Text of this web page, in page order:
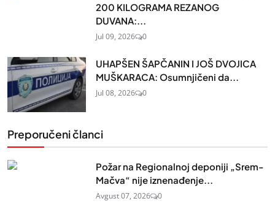
200 KILOGRAMA REZANOG
DUVANA:...
Jul 09, 2026 0
UHAPŠEN ŠAPČANIN I JOŠ DVOJICA
MUŠKARACA: Osumnjičeni da...
Jul 08, 2026 0
Preporučeni članci
Požar na Regionalnoj deponiji „Srem-
Mačva“ nije iznenađenje...
Avgust 07, 2026 0